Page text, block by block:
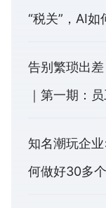
“税关”，AI如
告别繁琐出
｜第一期：
知名潮玩企
何做好30多